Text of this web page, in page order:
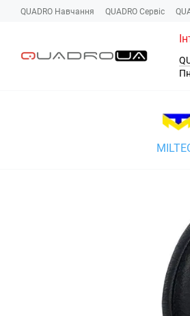
Перейти до основного контенту
QUADRO Навчання QUADRO Сервіc